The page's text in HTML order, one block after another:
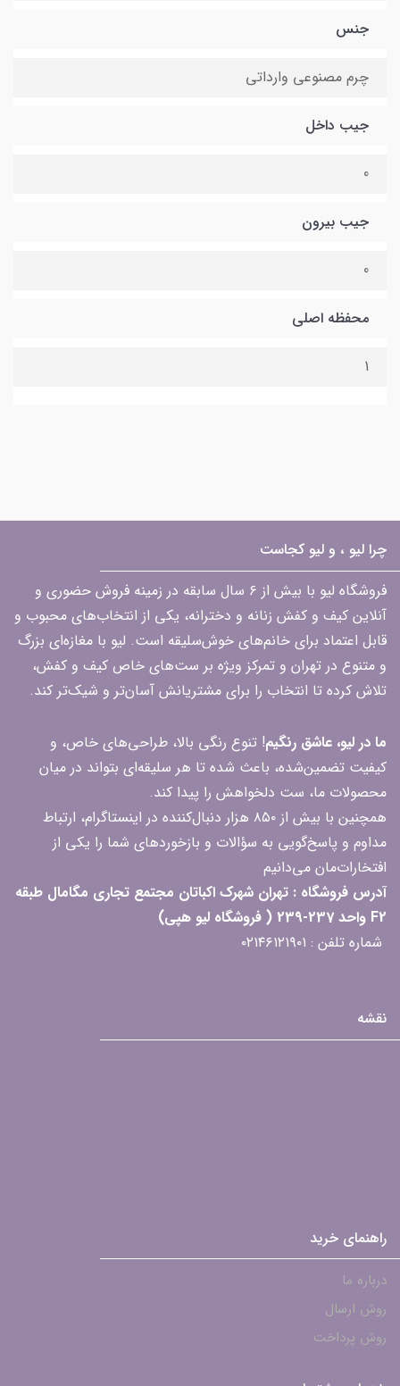
جنس
چرم مصنوعی وارداتی
جیب داخل
0
جیب بیرون
0
محفظه اصلی
1
چرا لیو ، و لیو کجاست
فروشگاه لیو با بیش از ۶ سال سابقه در زمینه فروش حضوری و
آنلاین کیف و کفش زنانه و دخترانه، یکی از انتخاب‌های محبوب و
قابل اعتماد برای خانم‌های خوش‌سلیقه است. لیو با مغازه‌ای بزرگ
و متنوع در تهران و تمرکز ویژه بر ست‌های خاص کیف و کفش،
تلاش کرده تا انتخاب را برای مشتریانش آسان‌تر و شیک‌تر کند.
ما در لیو، عاشق رنگیم! تنوع رنگی بالا، طراحی‌های خاص، و
کیفیت تضمین‌شده، باعث شده تا هر سلیقه‌ای بتواند در میان
محصولات ما، ست دلخواهش را پیدا کند.
همچنین با بیش از ۸۵۰ هزار دنبال‌کننده در اینستاگرام، ارتباط
مداوم و پاسخ‌گویی به سؤالات و بازخوردهای شما را یکی از
افتخارات‌مان می‌دانیم
آدرس فروشگاه : تهران شهرک اکباتان مجتمع تجاری مگامال طبقه
F2 واحد 237-239 ( فروشگاه لیو هپی)
شماره تلفن : ۰۲۱۴۶۱۲۱۹۰۱
نقشه
راهنمای خرید
درباره ما
روش ارسال
روش پرداخت